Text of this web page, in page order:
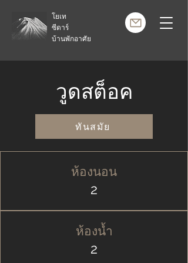
โยเท
ซีดาร์
บ้านพักอาศัย
วูดสต็อค
ทันสมัย
ห้องนอน
2
ห้องน้ำ
2